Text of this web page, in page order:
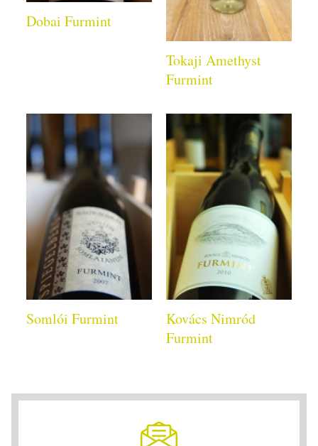
Dobai Furmint
Tokaji Amethyst
Furmint
Somlói Furmint
Kovács Nimród
Furmint